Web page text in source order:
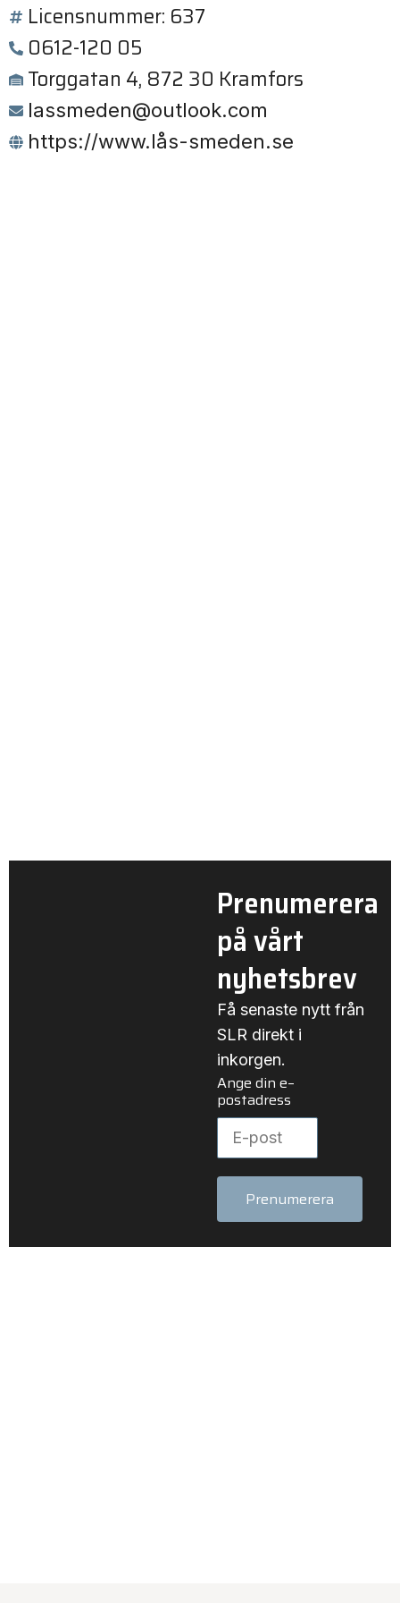
Licensnummer: 637
0612-120 05
Torggatan 4, 872 30 Kramfors
lassmeden@outlook.com
https://www.lås-smeden.se
Prenumerera
på vårt
nyhetsbrev
Få senaste nytt från
SLR direkt i
inkorgen.
Ange din e–
postadress
Prenumerera